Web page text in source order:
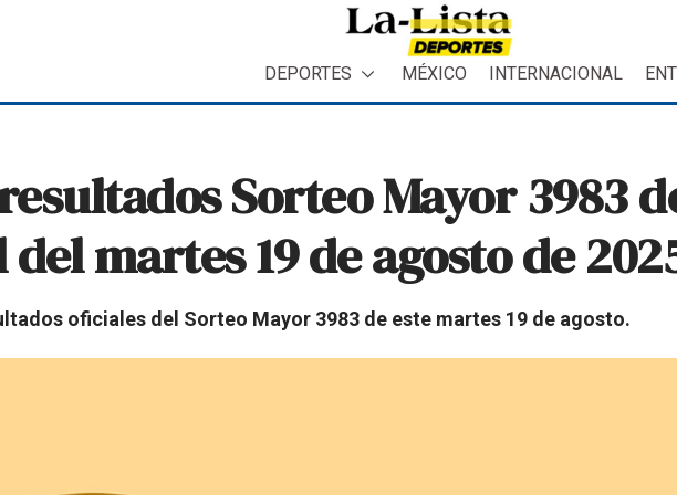
DEPORTES MÉXICO INTERNACIONAL
Sorteo Mayor 3983
martes 19 de agosto de
oficiales del Sorteo Mayor 3983 de este martes 19 de agosto.